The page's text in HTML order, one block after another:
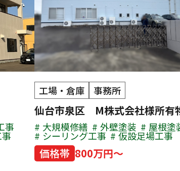
事
工場・倉庫 事務所
仙台市泉区 M株式会社様所有
大規模修繕 外壁塗装 屋根塗
シーリング工事 仮設足場工事
価格帯 800万円～